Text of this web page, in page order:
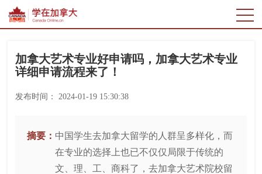
加拿大艺术专业好申请吗，加拿大艺术专业
详细申请流程来了！
发布时间： 2024-01-19 15:30:38
摘要： 中国学生去加拿大留学的人群呈多样化，而
在专业的选择上也已不仅仅局限于传统的
文、理、工、商科了，去加拿大艺术院校留